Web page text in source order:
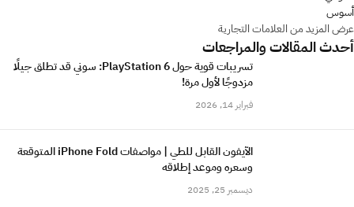
أسوس
عرض المزيد من العلامات التجارية
أحدث المقالات والمراجعات
تسريبات قوية حول PlayStation 6: سوني قد تطلق جيلًا
مزدوجًا لأول مرة!
فبراير 14, 2026
الآيفون القابل للطي | مواصفات iPhone Fold المتوقعة
وسعره وموعد إطلاقه
ديسمبر 25, 2025